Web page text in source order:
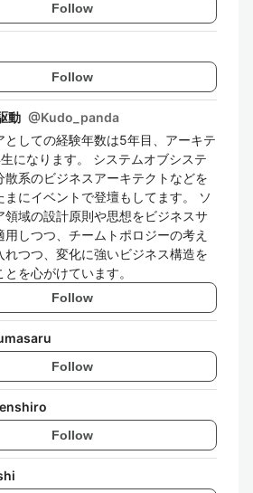
Follow
Follow
動 @Kudo_panda
としての経験年数は5年目、アーキテ
になります。 システムオブシステ
散系のビジネスアーキテクトなどを
まにイベントで登壇もしてます。 ソ
領域の設計原則や思想をビジネスサ
用しつつ、チームトポロジーの考え
れつつ、変化に強いビジネス構造を
を心がけています。
Follow
Follow
Follow